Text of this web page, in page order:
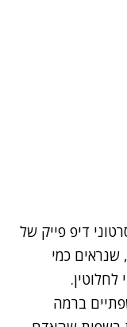
דיפ פייק של
שנראים כמי
ברמה